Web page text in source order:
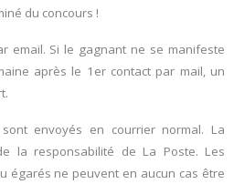
du concours !
email. Si le gagnant ne se manifeste
après le 1er contact par mail, un
envoyés en courrier normal. La
la responsabilité de La Poste. Les
égarés ne peuvent en aucun cas être